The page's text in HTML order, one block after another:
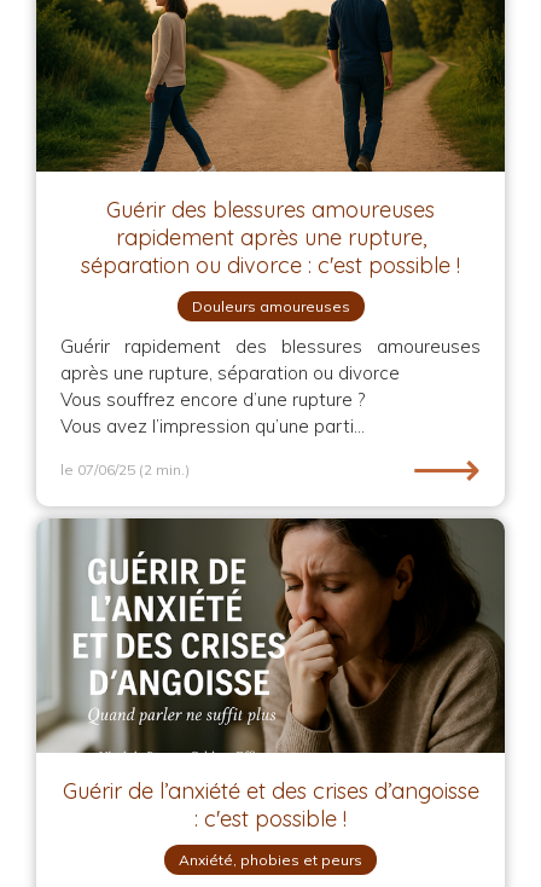
Guérir des blessures amoureuses
rapidement après une rupture,
séparation ou divorce : c'est possible !
Douleurs amoureuses
Guérir rapidement des blessures amoureuses
après une rupture, séparation ou divorce
Vous souffrez encore d’une rupture ?
Vous avez l’impression qu’une parti...
le 07/06/25 (2 min.) ⟶
Guérir de l’anxiété et des crises d’angoisse
: c'est possible !
Anxiété, phobies et peurs